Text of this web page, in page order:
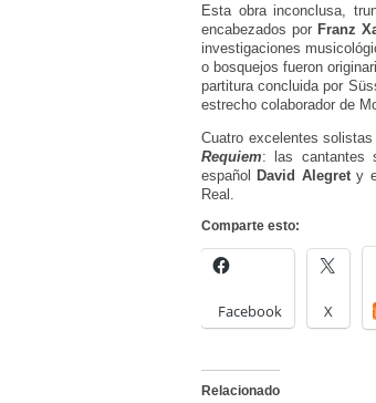
Esta obra inconclusa,
encabezados por Franz
investigaciones
o bosquejos fueron
partitura concluida por
estrecho colaborador de
Cuatro excelentes solistas
Requiem: las cantantes
español
David Alegrety
Real.
Comparte esto:
Facebook X
Relacionado